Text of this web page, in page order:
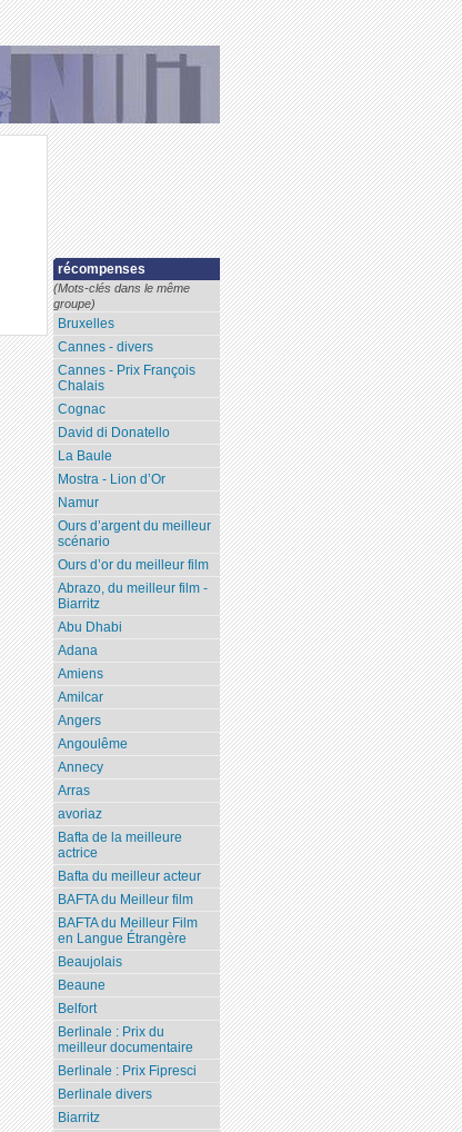
récompenses
(Mots-clés dans le même
groupe)
Bruxelles
Cannes - divers
Cannes - Prix François
Chalais
Cognac
David di Donatello
La Baule
Mostra - Lion d’Or
Namur
Ours d’argent du meilleur
scénario
Ours d’or du meilleur film
Abrazo, du meilleur film -
Biarritz
Abu Dhabi
Adana
Amiens
Amilcar
Angers
Angoulême
Annecy
Arras
avoriaz
Bafta de la meilleure
actrice
Bafta du meilleur acteur
BAFTA du Meilleur film
BAFTA du Meilleur Film
en Langue Étrangère
Beaujolais
Beaune
Belfort
Berlinale : Prix du
meilleur documentaire
Berlinale : Prix Fipresci
Berlinale divers
Biarritz